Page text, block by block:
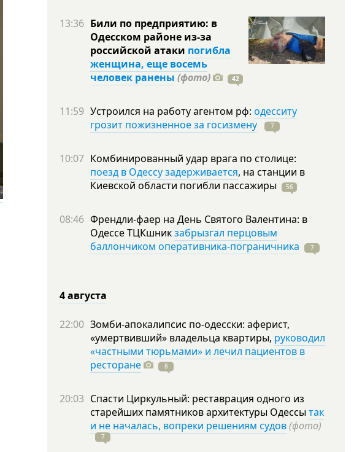
13:36 Били по предприятию: в
Одесском районе из-за
российской атаки погибла
женщина, еще восемь
человек ранены (фото) 42
11:59 Устроился на работу агентом рф: одесситу
грозит пожизненное за госизмену
7
10:07 Комбинированный удар врага по столице:
поезд в Одессу задерживается, на станции в
Киевской области погибли пассажиры 56
08:46 Френдли-фаер на День Святого Валентина: в
Одессе ТЦКшникзабрызгал перцовым
баллончиком оперативника-пограничника
7
4 августа
22:00 Зомби-апокалипсис по-одесски: аферист,
«умертвивший» владельца квартиры, руководил
«частными тюрьмами» и лечил пациентов в
ресторане
8
20:03 Спасти Циркульный: реставрация одного из
старейших памятников архитектуры Одессы так
и не началась, вопреки решениям судов(фото)
7